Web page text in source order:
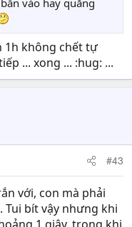
vào hay quăng
1h không chết tự
... xong ... :hug: ...
#43
với, con mà phải
Tui bít vậy nhưng khi